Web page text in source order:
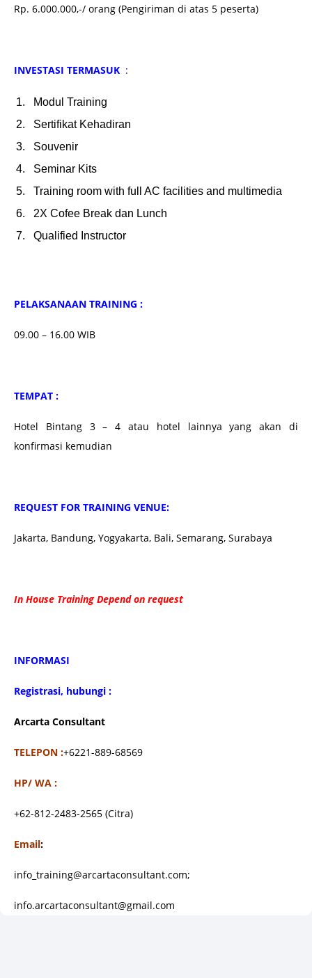
Rp. 6.000.000,-/ orang (Pengiriman di atas 5 peserta)
INVESTASI TERMASUK :
Modul Training
Sertifikat Kehadiran
Souvenir
Seminar Kits
Training room with full AC facilities and multimedia
2X Cofee Break dan Lunch
Qualified Instructor
PELAKSANAAN TRAINING :
09.00 – 16.00 WIB
TEMPAT :
Hotel Bintang 3 – 4 atau hotel lainnya yang akan di
konfirmasi kemudian
REQUEST FOR TRAINING VENUE:
Jakarta, Bandung, Yogyakarta, Bali, Semarang, Surabaya
In House Training Depend on request
INFORMASI
Registrasi, hubungi :
Arcarta Consultant
TELEPON :+6221-889-68569
HP/ WA :
+62-812-2483-2565 (Citra)
Email:
info_training@arcartaconsultant.com;
info.arcartaconsultant@gmail.com